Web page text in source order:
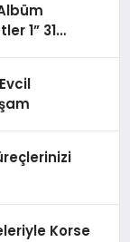
1” 31
Korse